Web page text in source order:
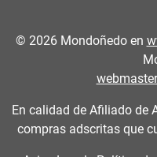
© 2026Mondoñedo en
En calidad de Afiliado de
compras adscritas que